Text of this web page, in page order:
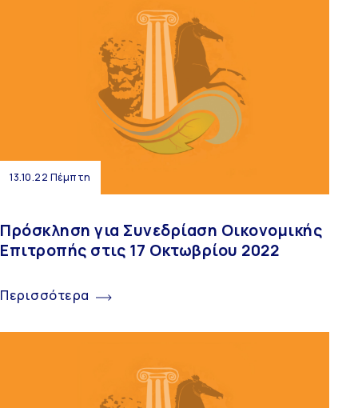
13.10.22 Πέμπτη
Πρόσκληση για Συνεδρίαση Οικονομικής
Επιτροπής στις 17 Οκτωβρίου 2022
Περισσότερα